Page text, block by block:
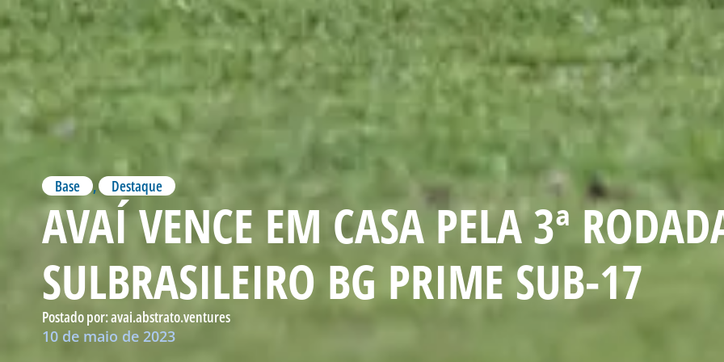
Base , Destaque
AVAÍ VENCE EM CASA PELA 3ª
SULBRASILEIRO BG PRIME SUB-17
Postado por:avai.abstrato.ventures
10 de maio de 2023